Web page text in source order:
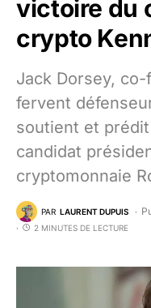
victoire du
crypto
Jack Dorsey,
fervent
soutient et
candidat
cryptomonnaie
PAR LAURENT DUPUIS
2 MINUTES DE LECTURE